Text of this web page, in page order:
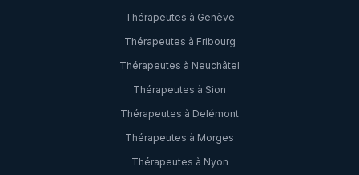
Thérapeutes à Genève
Thérapeutes à Fribourg
Thérapeutes à Neuchâtel
Thérapeutes à Sion
Thérapeutes à Delémont
Thérapeutes à Morges
Thérapeutes à Nyon